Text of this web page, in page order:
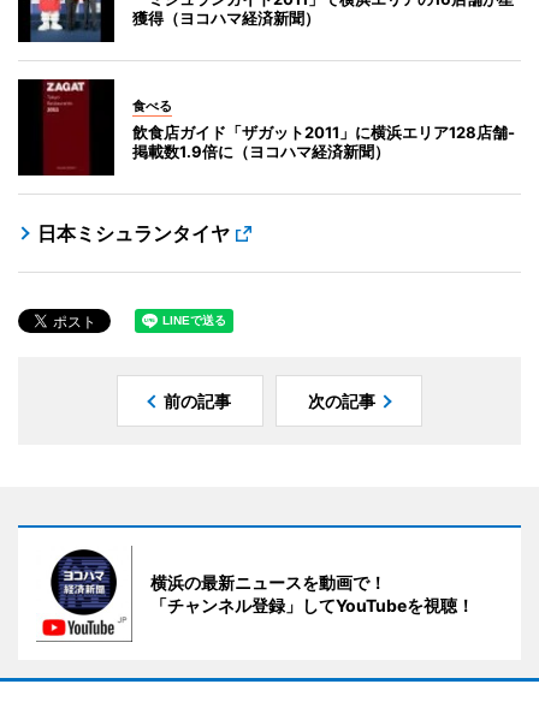
獲得（ヨコハマ経済新聞）
食べる
飲食店ガイド「ザガット2011」に横浜エリア128店舗-
掲載数1.9倍に（ヨコハマ経済新聞）
日本ミシュランタイヤ
前の記事 次の記事
横浜の最新ニュースを動画で！
「チャンネル登録」してYouTubeを視聴！